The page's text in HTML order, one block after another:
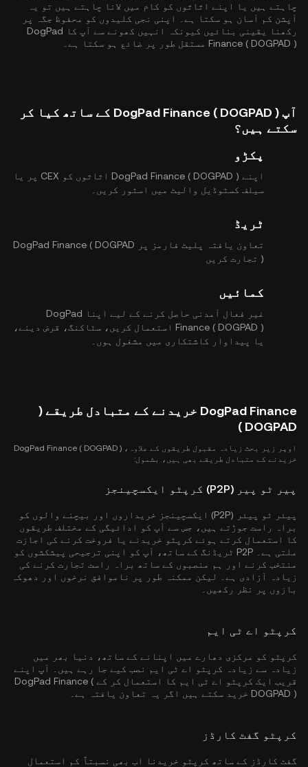
چاہتے ہیں یا اپنے اثاثوں کو کام میں لانا چاہتے ہیں تو یہ
آپشن کم آسان ہو سکتا ہے۔ اپنی نجی کلیدوں کو محفوظ جگہ پر
رکھنا یقینی بنائیں کیونکہ انہیں کھونے سے آپ کا DogPad
Finance ( DOGPAD ) مستقل طور پر ضائع ہو سکتا ہے۔
آپ DogPad Finance ( DOGPAD ) کے ساتھ کیا کر
سکتے ہیں؟
پکڑو
اپنے DogPad Finance ( DOGPAD ) اثاثوں کو CEX پر یا
سیلف کسٹوڈیل والیٹ میں اسٹور کریں۔
ٹریڈ
تعاون یافتہ پلیٹ فارمز پر DogPad Finance ( DOGPAD
) تجارت کریں
کمائیں
غیر فعال آمدنی حاصل کرنے کے لیے اپنا DogPad
Finance ( DOGPAD ) استعمال کریں، سٹاکنگ، قرض دینے،
یا پیداوار کاشتکاری میں مشغول ہوں۔
DogPad Finance خریدنے کے متبادل طریقے (
DOGPAD )
اوپر زیر بحث زیادہ مقبول طریقوں کے علاوہ، DogPad Finance ( DOGPAD )
خریدنے کے متبادل طریقے بھی ہیں، بشمول:
پیر ٹو پیر (P2P) کرپٹو ایکسچینجز
پیئر ٹو پیئر (P2P) ایکسچینجز خریداروں اور بیچنے والوں کو
براہ راست جوڑتے ہیں، جس سے آپ کو ادائیگی کے مختلف طریقوں
کا استعمال کرتے ہوئے کرپٹو خریدنے یا فروخت کرنے کی اجازت
ملتی ہے۔ P2P ٹریڈنگ کے ساتھ، آپ کو اپنی ترجیحی پیشکشوں کو
منتخب کرنے اور ہم منصبوں کے ساتھ براہ راست تجارت کرنے کی
زیادہ آزادی ہے۔ لیکن ممکنہ طور پر ناموافق نرخوں اور دھوکہ
بازوں پر نظر رکھیں۔
کرپٹو اے ٹی ایم
کرپٹو کو مرکزی دھارے میں اپنانے کے ساتھ، دنیا بھر میں
زیادہ سے زیادہ کرپٹو اے ٹی ایم نصب کیے جا رہے ہیں۔ آپ اپنے
قریب ایک کرپٹو اے ٹی ایم کا استعمال کر کے DogPad Finance (
DOGPAD ) خرید سکتے ہیں اگر یہ تعاون یافتہ ہے۔
کرپٹو گفٹ کارڈز
گفٹ کارڈز کے ساتھ کرپٹو خریدنا اب بھی نسبتاً کم استعمال